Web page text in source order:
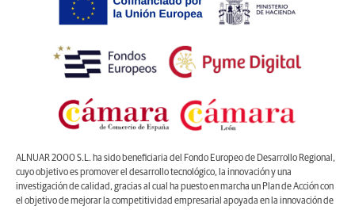
ALNUAR 2000 S.L. ha sido beneficiaria del Fondo Europeo de Desarrollo Regional,
cuyo objetivo es promover el desarrollo tecnológico, la innovación y una
investigación de calidad, gracias al cual ha puesto en marcha un Plan de Acción con
el objetivo de mejorar la competitividad empresarial apoyada en la innovación de